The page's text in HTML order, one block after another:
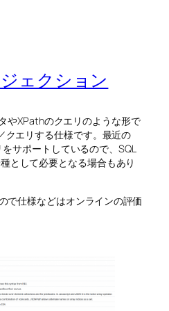
ェクション
やXPathのクエリのような形で
クエリする仕様です。最近の
サポートしているので、SQL
として必要となる場合もあり
で仕様などはオンラインの評価